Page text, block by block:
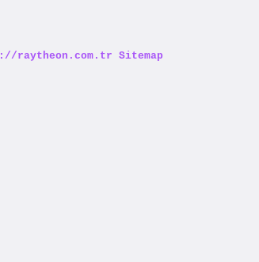
raytheon.com.tr Sitemap